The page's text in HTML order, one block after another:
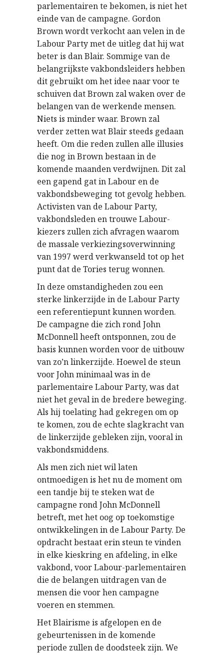
parlementairen te bekomen, is niet het
einde van de campagne. Gordon
Brown wordt verkocht aan velen in de
Labour Party met de uitleg dat hij wat
beter is dan Blair. Sommige van de
belangrijkste vakbondsleiders hebben
dit gebruikt om het idee naar voor te
schuiven dat Brown zal waken over de
belangen van de werkende mensen.
Niets is minder waar. Brown zal
verder zetten wat Blair steeds gedaan
heeft. Om die reden zullen alle illusies
die nog in Brown bestaan in de
komende maanden verdwijnen. Dit zal
een gapend gat in Labour en de
vakbondsbeweging tot gevolg hebben.
Activisten van de Labour Party,
vakbondsleden en trouwe Labour-
kiezers zullen zich afvragen waarom
de massale verkiezingsoverwinning
van 1997 werd verkwanseld tot op het
punt dat de Tories terug wonnen.
In deze omstandigheden zou een
sterke linkerzijde in de Labour Party
een referentiepunt kunnen worden.
De campagne die zich rond John
McDonnell heeft ontsponnen, zou de
basis kunnen worden voor de uitbouw
van zo’n linkerzijde. Hoewel de steun
voor John minimaal was in de
parlementaire Labour Party, was dat
niet het geval in de bredere beweging.
Als hij toelating had gekregen om op
te komen, zou de echte slagkracht van
de linkerzijde gebleken zijn, vooral in
vakbondsmiddens.
Als men zich niet wil laten
ontmoedigen is het nu de moment om
een tandje bij te steken wat de
campagne rond John McDonnell
betreft, met het oog op toekomstige
ontwikkelingen in de Labour Party. De
opdracht bestaat erin steun te vinden
in elke kieskring en afdeling, in elke
vakbond, voor Labour-parlementairen
die de belangen uitdragen van de
mensen die voor hen campagne
voeren en stemmen.
Het Blairisme is afgelopen en de
gebeurtenissen in de komende
periode zullen de doodsteek zijn. We